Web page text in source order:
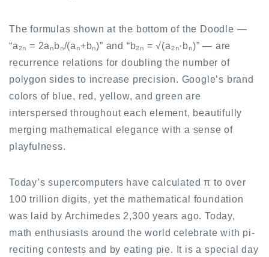
The formulas shown at the bottom of the Doodle —
“a₂ₙ = 2aₙbₙ/(aₙ+bₙ)” and “b₂ₙ = √(a₂ₙ·bₙ)” — are
recurrence relations for doubling the number of
polygon sides to increase precision. Google’s brand
colors of blue, red, yellow, and green are
interspersed throughout each element, beautifully
merging mathematical elegance with a sense of
playfulness.
Today’s supercomputers have calculated π to over
100 trillion digits, yet the mathematical foundation
was laid by Archimedes 2,300 years ago. Today,
math enthusiasts around the world celebrate with pi-
reciting contests and by eating pie. It is a special day